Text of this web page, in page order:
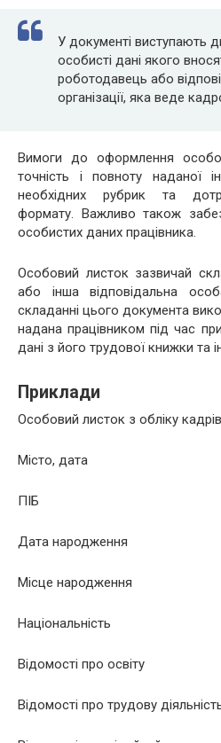
У документі виступають
особисті дані якого
роботодавець або
організації, яка веде
Вимоги до оформлення
точність і повноту наданої
необхідних рубрик та
формату. Важливо також
особистих даних працівника.
Особовий листок зазвичай
або інша відповідальна
складанні цього документа
надана працівником під час
дані з його трудової книжки та
Приклади
Особовий листок з обліку кадрів
Місто, дата
ПІБ
Дата народження
Місце народження
Національність
Відомості про освіту
Відомості про трудову